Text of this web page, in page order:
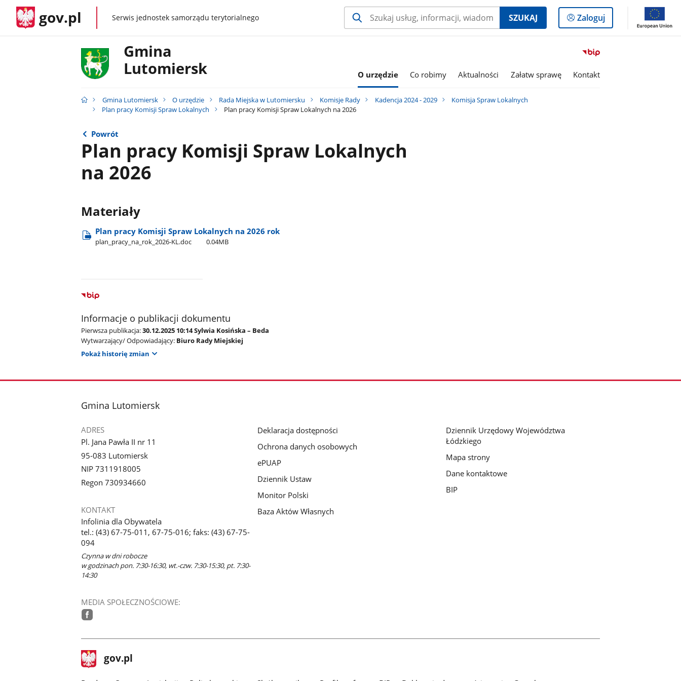
gov.pl gov.plSerwis jednostek samorządu terytorialnego SZUKAJ
Logowanie
do
Zaloguj
Przejdź
serwisu
Gmina
Lutomiersk
O urzędzie Co robimy Aktualności Załatw sprawę Kontakt
Gmina Lutomiersk O urzędzie Rada Miejska w Lutomiersku Komisje Rady Kadencja 2024 - 2029
Komisja Spraw Lokalnych
Plan pracy Komisji Spraw Lokalnych
Plan pracy Komisji Spraw Lokalnych na 2026
Powrót
Plan pracy Komisji Spraw Lokalnych
na 2026
Materiały
Plan pracy Komisji Spraw Lokalnych na 2026 rok
plan​_pracy​_na​_rok​_2026-KL.doc 0.04MB
Informacje o publikacji dokumentu
Pierwsza publikacja:30.12.2025 10:14 Sylwia Kosińska – Beda
Wytwarzający/ Odpowiadający: Biuro Rady Miejskiej
Pokaż historię zmian
stopka
Gmina Lutomiersk
ADRES
Pl. Jana Pawła II nr 11
95-083 Lutomiersk
NIP 7311918005
Regon 730934660
KONTAKT
Infolinia dla Obywatela
tel.: (43) 67-75-011, 67-75-016; faks: (43) 67-75-
094
Czynna w dni robocze
w godzinach pon. 7:30-16:30, wt.-czw. 7:30-15:30, pt. 7:30-
14:30
MEDIA SPOŁECZNOŚCIOWE:
Deklaracja dostępności
Ochrona danych osobowych
ePUAP
Dziennik Ustaw
Monitor Polski
Baza Aktów Własnych
Dziennik Urzędowy Województwa
Łódzkiego
Mapa strony
Dane kontaktowe
BIP
stopka
gov.pl Strona
gov.pl